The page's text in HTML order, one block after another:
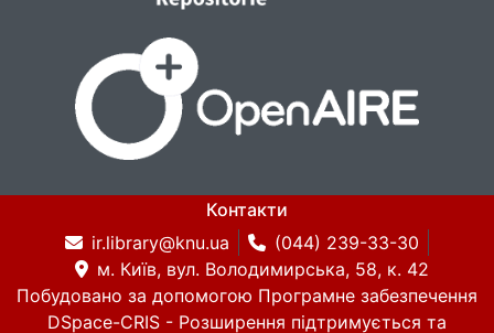
Контакти
ir.library@knu.ua
(044) 239-33-30
м. Київ, вул. Володимирська, 58, к. 42
Побудовано за допомогою Програмне забезпечення
DSpace-CRIS - Розширення підтримується та